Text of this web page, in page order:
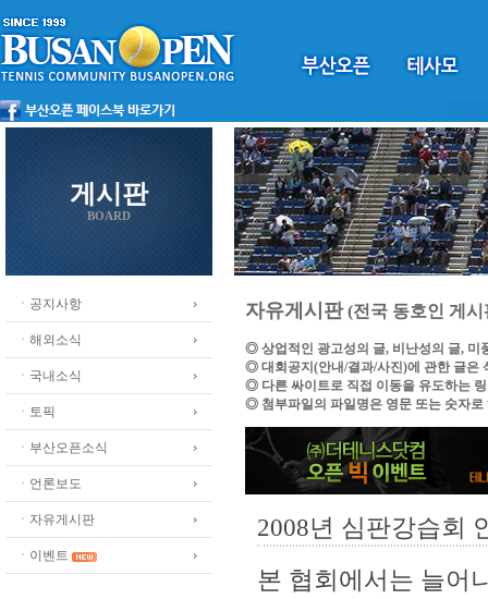
게시판
BOARD
ㆍ공지사항
ㆍ해외소식
ㆍ국내소식
ㆍ토픽
ㆍ부산오픈소식
ㆍ언론보도
ㆍ자유게시판
ㆍ이벤트
자유게시판(전국 동호인 게시
◎ 상업적인 광고성의 글, 비난성의 글, 미
◎ 대회공지(안내/결과/사진)에 관한 글은
◎ 다른 싸이트로 직접 이동을 유도하는
◎ 첨부파일의 파일명은 영문 또는 숫자로
2008년 심판강습회
본 협회에서는 늘어